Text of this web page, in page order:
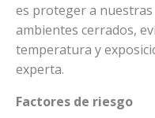
es proteger a
ambientes cerrados,
temperatura y
experta.
Factores de riesgo